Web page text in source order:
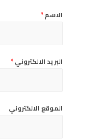
الاسم*
البريد الالكتروني*
الموقع الالكتروني